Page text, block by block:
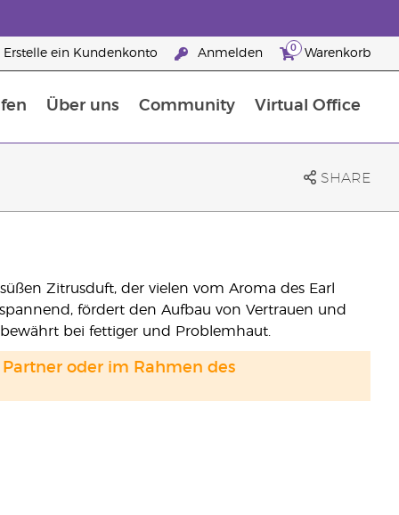
Erstelle ein Kundenkonto Anmelden 0 Warenkorb
Über uns Community Virtual Office
SHARE
Zitrusduft, der vielen vom Aroma des Earl
fördert den Aufbau von Vertrauen und
bei fettiger und Problemhaut.
oder im Rahmen des